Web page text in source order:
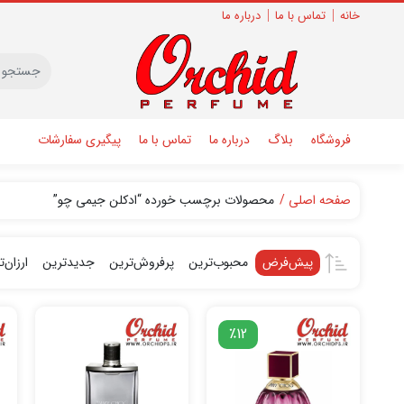
خانه تماس با ما درباره ما
فروشگاه بلاگ درباره ما تماس با ما پیگیری سفارشات
صفحه اصلی محصولات برچسب خورده “ادکلن جیمی چو”
پیش‌فرض محبوب‌ترین پرفروش‌ترین جدیدترین
٪12